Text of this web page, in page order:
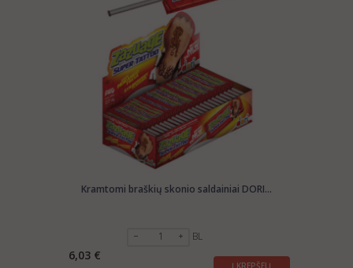
Kramtomi braškių skonio saldainiai DORI...
BL
6,03 €
Į KREPŠELĮ